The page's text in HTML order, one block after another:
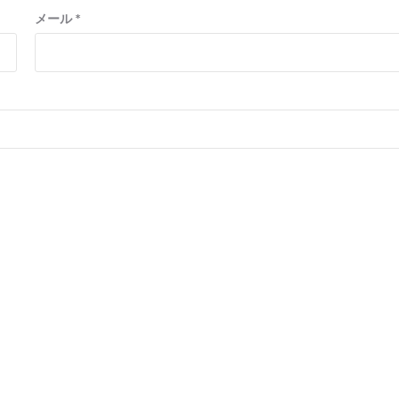
メール*